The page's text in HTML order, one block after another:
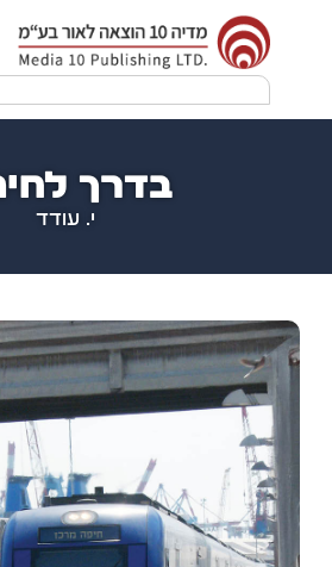
בדרך לחיפה
י. עודד